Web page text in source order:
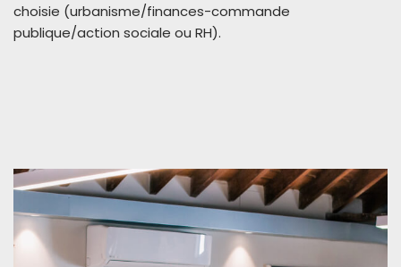
choisie (urbanisme/finances-commande
publique/action sociale ou RH).